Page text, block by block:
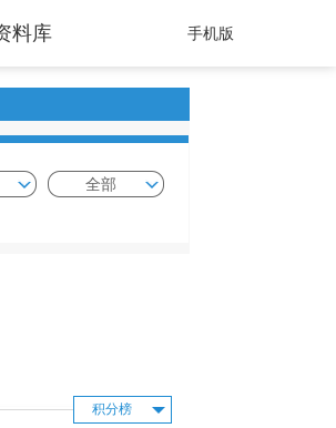
料库 手机版
全部
积分榜